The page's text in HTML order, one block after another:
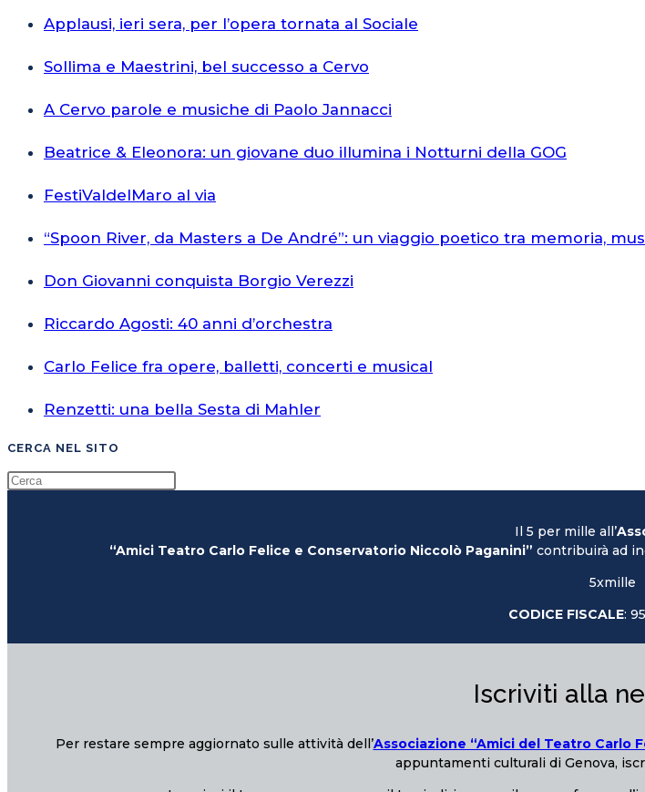
Applausi, ieri sera, per l’opera tornata al Sociale
Sollima e Maestrini, bel successo a Cervo
A Cervo parole e musiche di Paolo Jannacci
Beatrice & Eleonora: un giovane duo illumina i Notturni della GOG
FestiValdelMaro al via
“Spoon River, da Masters a De André”: un viaggio poetico tra memoria,
Don Giovanni conquista Borgio Verezzi
Riccardo Agosti: 40 anni d’orchestra
Carlo Felice fra opere, balletti, concerti e musical
Renzetti: una bella Sesta di Mahler
CERCA NEL SITO
Il 5 per mille all’
“Amici Teatro Carlo Felice e Conservatorio Niccolò Paganini” contribuirà ad
5xmille
CODICE FISCALE:
Iscriviti alla
Per restare sempre aggiornato sulle attività dell’Associazione “Amici del Teatro Carlo
appuntamenti culturali di Genova,